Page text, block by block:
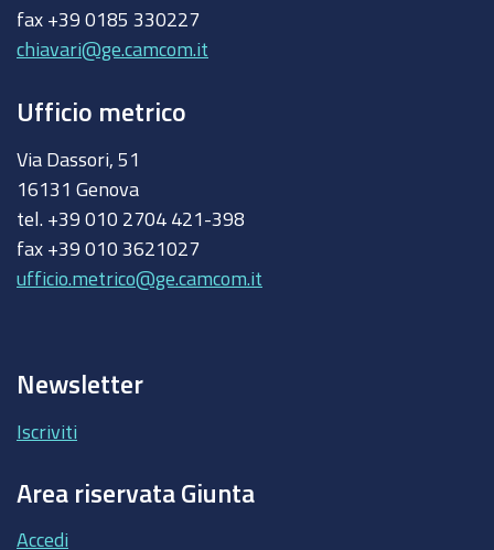
fax +39 0185 330227
chiavari@ge.camcom.it
Ufficio metrico
Via Dassori, 51
16131 Genova
tel. +39 010 2704 421-398
fax +39 010 3621027
ufficio.metrico@ge.camcom.it
Newsletter
Iscriviti
Area riservata Giunta
Accedi